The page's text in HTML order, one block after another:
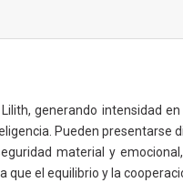
generando intensidad
Pueden presentarse
material y
el equilibrio y la